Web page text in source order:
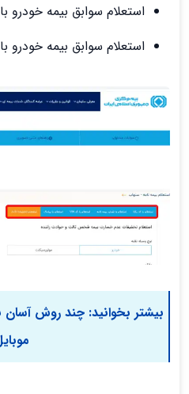
استعلام سوابق بیمه خودرو
استعلام سوابق بیمه خودرو
بیشتر بخوانید: چند روش آسان